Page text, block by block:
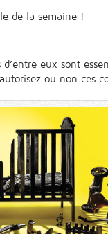
de la semaine !
eux sont
ou non ces